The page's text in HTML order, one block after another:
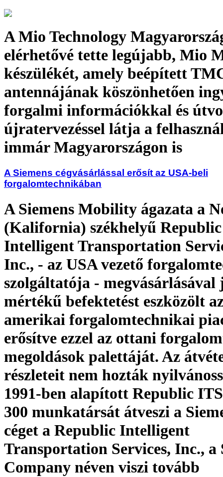
A Mio Technology
elérhetővé tette legújabb, Mio
készülékét, amely beépített
antennájának köszönhetően
forgalmi információkkal és
újratervezéssel látja a
immár Magyarországon is
A Siemens cégvásárlással erősít az USA-beli
forgalomtechnikában
A Siemens Mobility ágazata a
(Kalifornia) székhelyű Republic
Intelligent Transportation
Inc., - az USA vezető
szolgáltatója - megvásárlásával
mértékű befektetést eszközölt
amerikai forgalomtechnikai
erősítve ezzel az ottani
megoldások palettáját. Az
részleteit nem hozták
1991-ben alapított Republic
300 munkatársát átveszi a
céget a Republic Intelligent
Transportation Services, Inc., a
Company néven viszi tovább